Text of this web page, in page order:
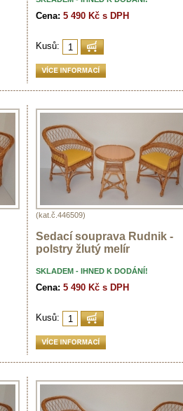
Cena: 5 490 Kč s DPH
Kusů:
(kat.č.446509)
Sedací souprava Rudnik -
polstry žlutý melír
SKLADEM - IHNED K DODÁNÍ!
Cena: 5 490 Kč s DPH
Kusů: